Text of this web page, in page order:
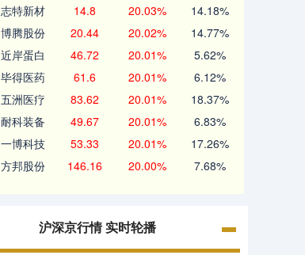
志特新材 14.8 20.03% 14.18%
博腾股份 20.44 20.02% 14.77%
近岸蛋白 46.72 20.01% 5.62%
毕得医药 61.6 20.01% 6.12%
五洲医疗 83.62 20.01% 18.37%
耐科装备 49.67 20.01% 6.83%
一博科技 53.33 20.01% 17.26%
方邦股份 146.16 20.00% 7.68%
沪深京行情 实时轮播